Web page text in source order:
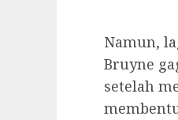
Namun,
Bruyne
setelah